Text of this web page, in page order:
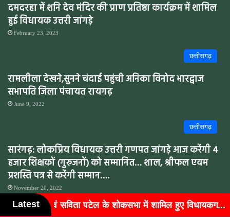
दमदरहा में शनि देव मंदिर की प्राण प्रतिष्ठा कार्यक्रम में शामिल
हुई विधायक उत्तरी जांगड़े
February 23, 2023
छत्तीसगढ़
रामलीला देखने,सुनने चंदाई पहुंची अनिका विनोद भारद्वाज
सभापति जिला पंचायत रायगढ़
June 9, 2022
छत्तीसगढ़
सारंगढ़: लोकप्रिय विधायक उत्तरी गणपत जांगड़े आज करेंगी 4
हजार शिक्षकों (गुरुजनों) को सम्मानित… शाल, श्रीफल एवम
प्रशस्ति पत्र से करेंगी सम्मान….
November 20, 2022
छत्तीसगढ़
Latestमें शामिल हुए विधायकग... बुजुर्गों के चेहरों पर लौटी